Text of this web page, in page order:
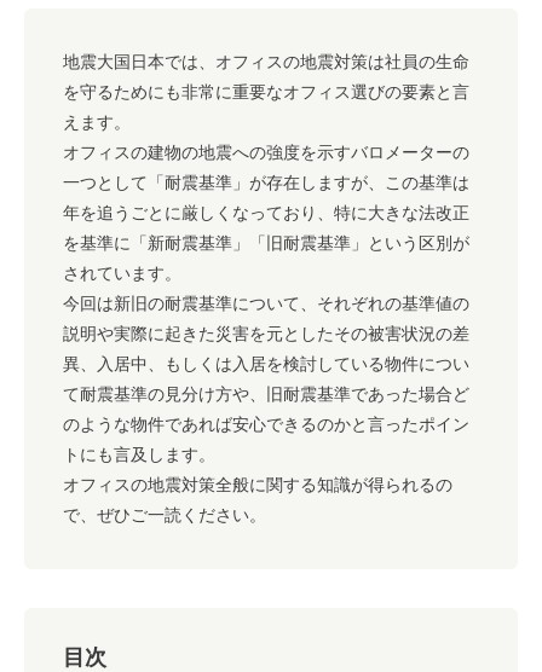
地震大国日本では、オフィスの地震対策は社員の生命
を守るためにも非常に重要なオフィス選びの要素と言
えます。
オフィスの建物の地震への強度を示すバロメーターの
一つとして「耐震基準」が存在しますが、この基準は
年を追うごとに厳しくなっており、特に大きな法改正
を基準に「新耐震基準」「旧耐震基準」という区別が
されています。
今回は新旧の耐震基準について、それぞれの基準値の
説明や実際に起きた災害を元としたその被害状況の差
異、入居中、もしくは入居を検討している物件につい
て耐震基準の見分け方や、旧耐震基準であった場合ど
のような物件であれば安心できるのかと言ったポイン
トにも言及します。
オフィスの地震対策全般に関する知識が得られるの
で、ぜひご一読ください。
目次